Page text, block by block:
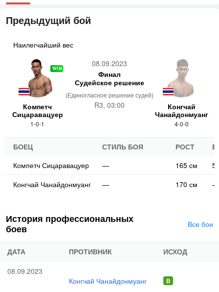
Предыдущий бой
Наилегчайший вес
WIN
Компетч
Сицаравацуер
1-0-1
08.09.2023
Финал
Судейское решение
(Единогласное решение судей)
R3, 03:00
Конгчай
Чанайдонмуанг
4-0-0
БОЕЦ СТИЛЬ БОЯ РОСТ
Компетч Сицаравацуер
— 165 см
Конгчай Чанайдонмуанг
— 170 см —
История профессиональных
боев
Все бои
ДАТА ПРОТИВНИК
ИСХОД
08.09.2023
Конгчай Чанайдонмуанг